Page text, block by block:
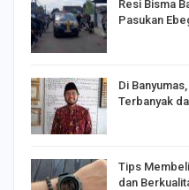
Resi Bisma
Pasukan
Di
Terbanyak
Tips
dan